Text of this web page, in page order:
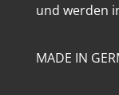
und werden
MADE IN